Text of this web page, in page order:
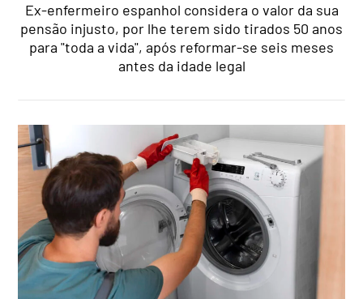
Ex-enfermeiro espanhol considera o valor da sua
pensão injusto, por lhe terem sido tirados 50 anos
para "toda a vida", após reformar-se seis meses
antes da idade legal